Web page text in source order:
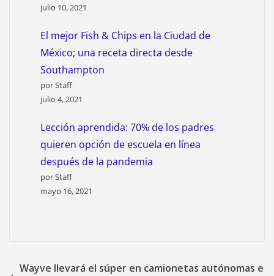
julio 10, 2021
El mejor Fish & Chips en la Ciudad de
México; una receta directa desde
Southampton
por Staff
julio 4, 2021
Lección aprendida: 70% de los padres
quieren opción de escuela en línea
después de la pandemia
por Staff
mayo 16, 2021
Wayve llevará el súper en camionetas autónomas e